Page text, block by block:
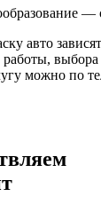
—
авто
можно по